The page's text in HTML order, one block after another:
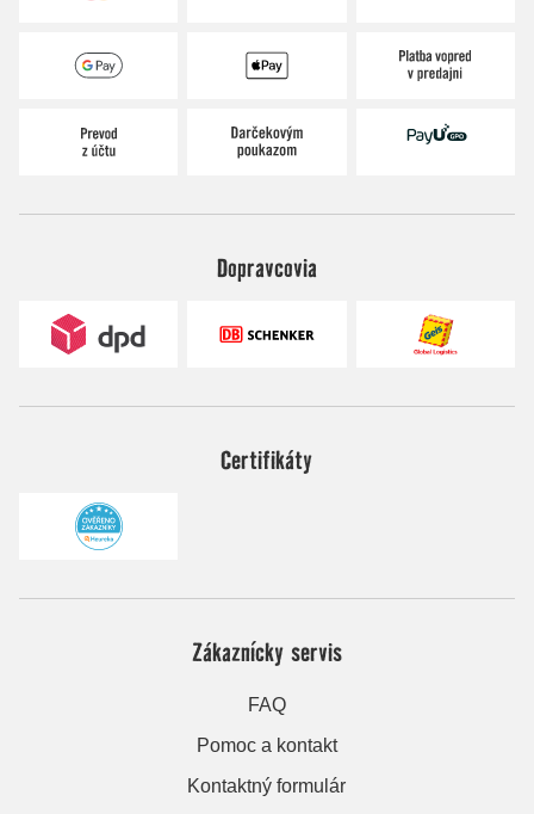
Dopravcovia
Certifikáty
Zákaznícky servis
FAQ
Pomoc a kontakt
Kontaktný formulár